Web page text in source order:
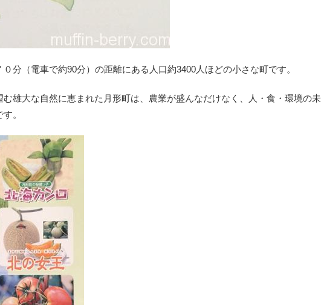
分（電車で約90分）の距離にある人口約3400人ほどの小さな町です。
雄大な自然に恵まれた月形町は、農業が盛んなだけなく、人・食・環境の未
。